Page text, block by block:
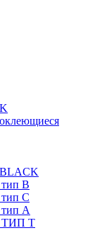
B
C
А
ТИП Т